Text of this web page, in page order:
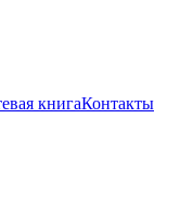
книгаКонтакты